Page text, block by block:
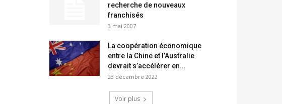
recherche de nouveaux
franchisés
3 mai 2007
La coopération économique
entre la Chine et l’Australie
devrait s’accélérer en...
23 décembre 2022
Voir plus